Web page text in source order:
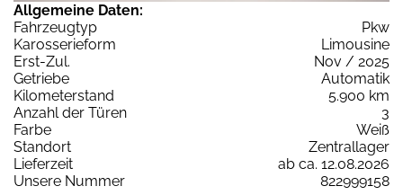
Allgemeine Daten:
Fahrzeugtyp
Pkw
Karosserieform
Limousine
Erst-Zul.
Nov / 2025
Getriebe
Automatik
Kilometerstand
5.900 km
Anzahl der Türen
3
Farbe
Weiß
Standort
Zentrallager
Lieferzeit
ab ca. 12.08.2026
Unsere Nummer
822999158